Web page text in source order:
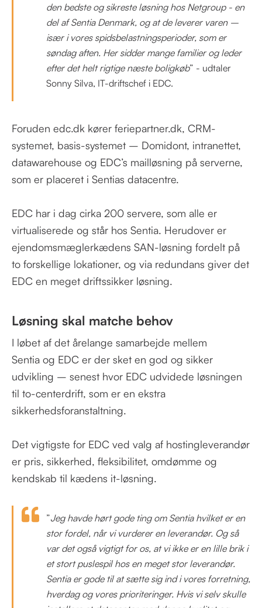
den bedste og sikreste løsning hos Netgroup - en
del af Sentia Denmark, og at de leverer varen –
især i vores spidsbelastningsperioder, som er
søndag aften. Her sidder mange familier og leder
efter det helt rigtige næste boligkøb” - udtaler
Sonny Silva, IT-driftschef i EDC.
Foruden edc.dk kører feriepartner.dk, CRM-
systemet, basis-systemet – Domidont, intranettet,
datawarehouse og EDC’s mailløsning på serverne,
som er placeret i Sentias datacentre.
EDC har i dag cirka 200 servere, som alle er
virtualiserede og står hos Sentia. Herudover er
ejendomsmæglerkædens SAN-løsning fordelt på
to forskellige lokationer, og via redundans giver det
EDC en meget driftssikker løsning.
Løsning skal matche behov
I løbet af det årelange samarbejde mellem
Sentia og EDC er der sket en god og sikker
udvikling – senest hvor EDC udvidede løsningen
til to-centerdrift, som er en ekstra
sikkerhedsforanstaltning.
Det vigtigste for EDC ved valg af hostingleverandør
er pris, sikkerhed, fleksibilitet, omdømme og
kendskab til kædens it-løsning.
”Jeg havde hørt gode ting om Sentia hvilket er en
stor fordel, når vi vurderer en leverandør. Og så
var det også vigtigt for os, at vi ikke er en lille brik i
et stort puslespil hos en meget stor leverandør.
Sentia er gode til at sætte sig ind i vores forretning,
hverdag og vores prioriteringer. Hvis vi selv skulle